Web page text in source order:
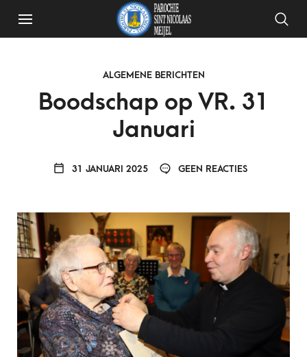
ALGEMENE BERICHTEN
Boodschap op VR. 31
Januari
31 JANUARI 2025 GEEN REACTIES